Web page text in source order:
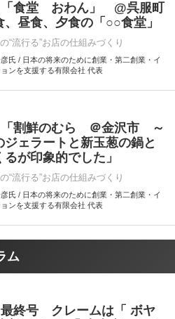
食堂 おわん」 @呉服町
昼食、夕食の「○○食堂」
“流行る”お店の仕組みづくり
氏 / 日本の将来のために創業・第二創業・イ
ョンを支援する有限会社 代表
割鮮のむら ＠金沢市 ～
ジェラートと新玉葱の鍋と
が印象的でした」
“流行る”お店の仕組みづくり
氏 / 日本の将来のために創業・第二創業・イ
ョンを支援する有限会社 代表
ム
終号 クレームは「 ボヤ